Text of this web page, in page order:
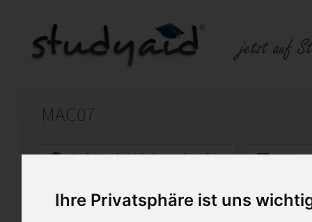
Ihre Privatsphäre ist uns
MAC07
Auf StudyAid.de verkaufen
Startseite Abitur und Hochschule